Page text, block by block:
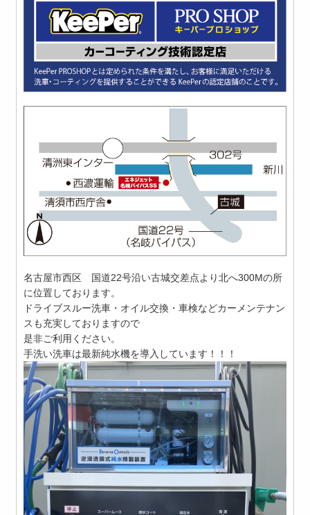
名古屋市西区 国道22号沿い古城交差点より北へ300Mの所
に位置しております。
ドライブスルー洗車・オイル交換・車検などカーメンテナン
スも充実しておりますので
是非ご利用ください。
手洗い洗車は最新純水機を導入しています！！！